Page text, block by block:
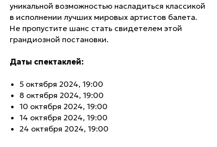
уникальной возможностью насладиться классикой
в исполнении лучших мировых артистов балета.
Не пропустите шанс стать свидетелем этой
грандиозной постановки.
Даты спектаклей:
5 октября 2024, 19:00
8 октября 2024, 19:00
10 октября 2024, 19:00
14 октября 2024, 19:00
24 октября 2024, 19:00